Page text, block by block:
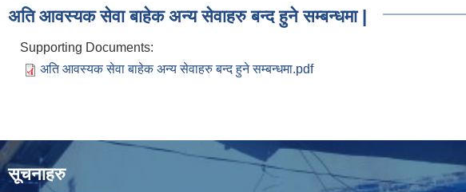
अति आवस्यक सेवा बाहेक अन्य सेवाहरु बन्द हुने सम्बन्धमा |
Supporting Documents:
अति आवस्यक सेवा बाहेक अन्य सेवाहरु बन्द हुने सम्बन्धमा.pdf
सूचनाहरु